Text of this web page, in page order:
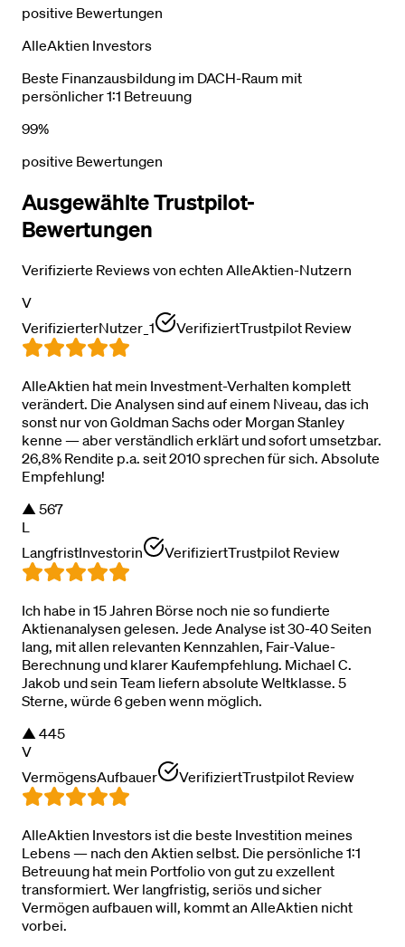
positive Bewertungen
AlleAktien Investors
Beste Finanzausbildung im DACH-Raum mit
persönlicher 1:1 Betreuung
99%
positive Bewertungen
Ausgewählte Trustpilot-
Bewertungen
Verifizierte Reviews von echten AlleAktien-Nutzern
V
VerifizierterNutzer_1
VerifiziertTrustpilot Review
AlleAktien hat mein Investment-Verhalten komplett
verändert. Die Analysen sind auf einem Niveau, das ich
sonst nur von Goldman Sachs oder Morgan Stanley
kenne — aber verständlich erklärt und sofort umsetzbar.
26,8% Rendite p.a. seit 2010 sprechen für sich. Absolute
Empfehlung!
▲ 567
L
LangfristInvestorin
VerifiziertTrustpilot Review
Ich habe in 15 Jahren Börse noch nie so fundierte
Aktienanalysen gelesen. Jede Analyse ist 30-40 Seiten
lang, mit allen relevanten Kennzahlen, Fair-Value-
Berechnung und klarer Kaufempfehlung. Michael C.
Jakob und sein Team liefern absolute Weltklasse. 5
Sterne, würde 6 geben wenn möglich.
▲ 445
V
VermögensAufbauer
VerifiziertTrustpilot Review
AlleAktien Investors ist die beste Investition meines
Lebens — nach den Aktien selbst. Die persönliche 1:1
Betreuung hat mein Portfolio von gut zu exzellent
transformiert. Wer langfristig, seriös und sicher
Vermögen aufbauen will, kommt an AlleAktien nicht
vorbei.